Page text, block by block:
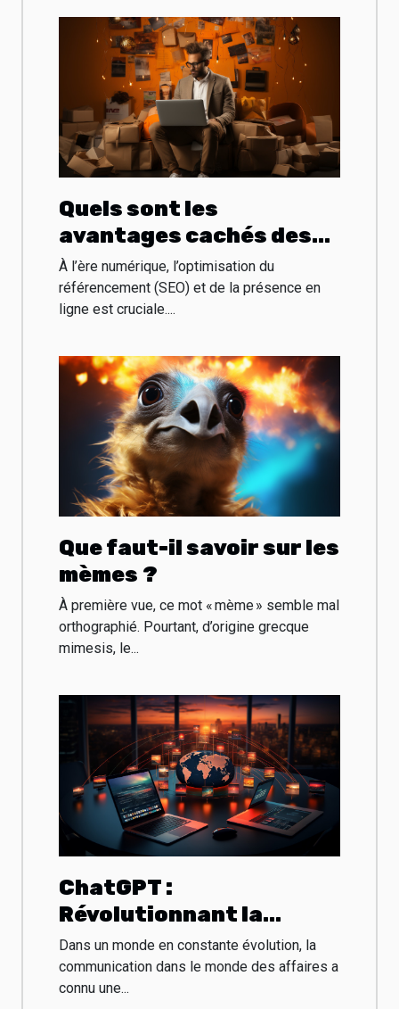
Quels sont les
avantages cachés des
codes promo
numériques pour l’achat
des outils SEO ou web ?
À l’ère numérique, l’optimisation du
référencement (SEO) et de la présence en
ligne est cruciale....
Que faut-il savoir sur les
mèmes ?
À première vue, ce mot « mème » semble mal
orthographié. Pourtant, d’origine grecque
mimesis, le...
ChatGPT :
Révolutionnant la
communication dans le
monde des affaires
Dans un monde en constante évolution, la
communication dans le monde des affaires a
connu une...